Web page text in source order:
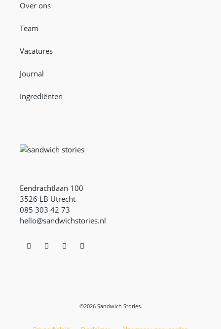
Over ons
Team
Vacatures
Journal
Ingrediënten
Eendrachtlaan 100
3526 LB Utrecht
085 303 42 73
hello@sandwichstories.nl
©2026 Sandwich Stories.